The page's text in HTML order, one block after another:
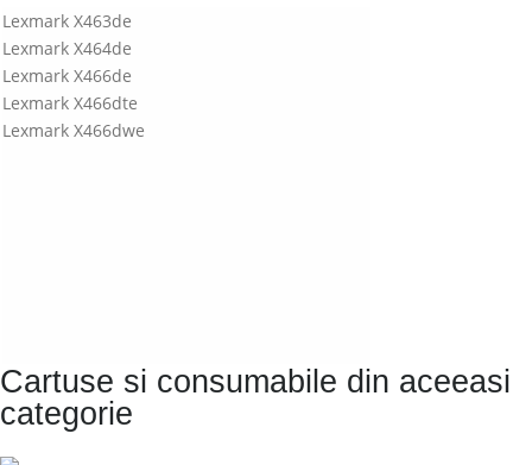
Lexmark X463de
Lexmark X464de
Lexmark X466de
Lexmark X466dte
Lexmark X466dwe
Cartuse si consumabile din aceeasi
categorie